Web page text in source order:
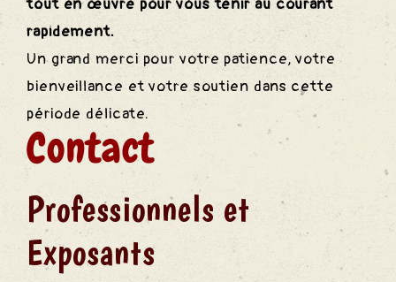
tout en œuvre pour vous tenir au courant
rapidement.
Un grand merci pour votre patience, votre
bienveillance et votre soutien dans cette
période délicate.
Contact
Professionnels et
Exposants